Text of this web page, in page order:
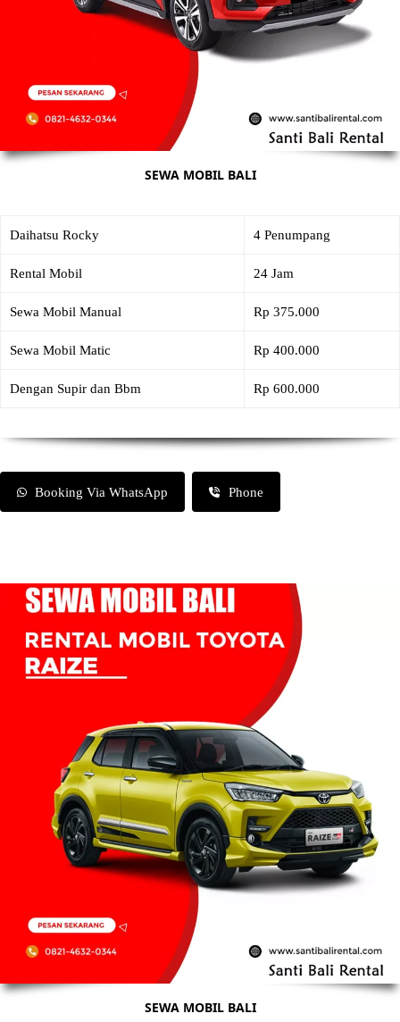
SEWA MOBIL BALI
Daihatsu Rocky 4 Penumpang
Rental Mobil 24 Jam
Sewa Mobil Manual Rp 375.000
Sewa Mobil Matic Rp 400.000
Dengan Supir dan Bbm Rp 600.000
Booking Via WhatsApp Phone
SEWA MOBIL BALI